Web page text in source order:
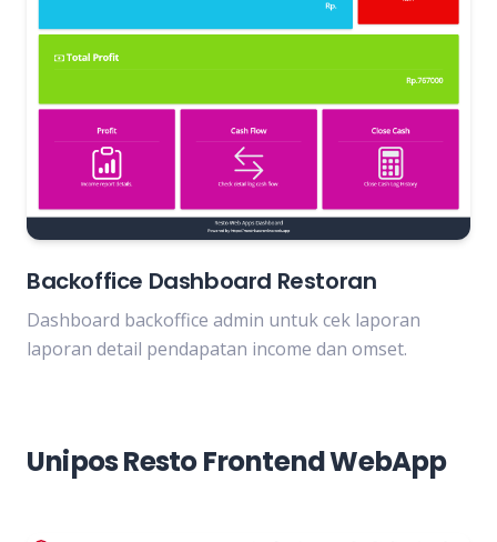
Backoffice Dashboard Restoran
Dashboard backoffice admin untuk cek laporan
laporan detail pendapatan income dan omset.
Unipos Resto Frontend WebApp